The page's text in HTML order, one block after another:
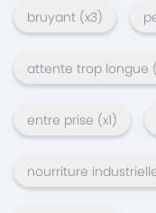
bruyant (x3)
attente trop longue
entre prise (x1)
nourriture